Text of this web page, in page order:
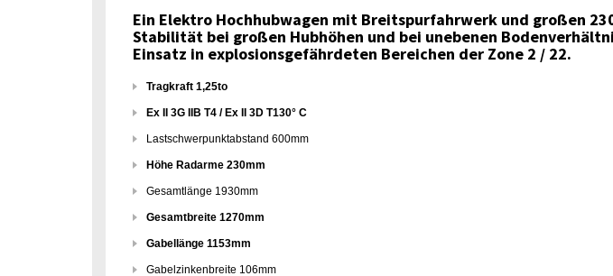
Ein Elektro Hochhubwagen mit Breitspurfahrwerk und großen
Stabilität bei großen Hubhöhen und bei unebenen
Einsatz in explosionsgefährdeten Bereichen der Zone 2 / 22.
Tragkraft 1,25to
Ex II 3G IIB T4 / Ex II 3D T130° C
Lastschwerpunktabstand 600mm
Höhe Radarme 230mm
Gesamtlänge 1930mm
Gesamtbreite 1270mm
Gabellänge 1153mm
Gabelzinkenbreite 106mm